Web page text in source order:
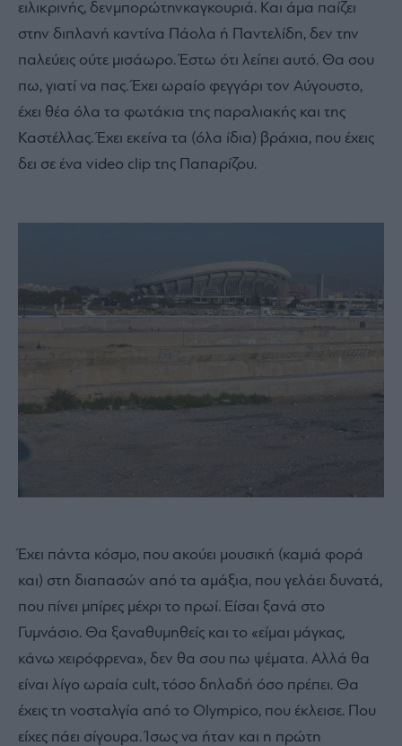
ειλικρινής, δενμπορώτηνκαγκουριά. Και άμα παίζει
στην διπλανή καντίνα Πάολα ή Παντελίδη, δεν την
παλεύεις ούτε μισάωρο. Έστω ότι λείπει αυτό. Θα σου
πω, γιατί να πας. Έχει ωραίο φεγγάρι τον Αύγουστο,
έχει θέα όλα τα φωτάκια της παραλιακής και της
Καστέλλας. Έχει εκείνα τα (όλα ίδια) βράχια, που έχεις
δει σε ένα video clip της Παπαρίζου.
Έχει πάντα κόσμο, που ακούει μουσική (καμιά φορά
και) στη διαπασών από τα αμάξια, που γελάει δυνατά,
που πίνει μπίρες μέχρι το πρωί. Είσαι ξανά στο
Γυμνάσιο. Θα ξαναθυμηθείς και το «είμαι μάγκας,
κάνω χειρόφρενα», δεν θα σου πω ψέματα. Αλλά θα
είναι λίγο ωραία cult, τόσο δηλαδή όσο πρέπει. Θα
έχεις τη νοσταλγία από το Olympico, που έκλεισε. Που
είχες πάει σίγουρα. Ίσως να ήταν και η πρώτη